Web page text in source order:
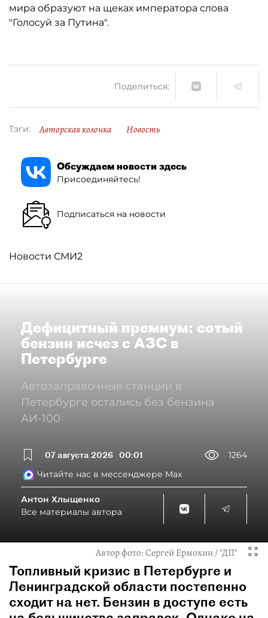
мира образуют на щеках императора слова
"Голосуй за Путина".
Поделиться:
Тэги: Авторская колонка Новость
Обсуждаем новости здесь
Присоединяйтесь!
Подписаться на новости
Новости СМИ2
Дефицитный премиум: сотый
бензин исчез с АЗС в
Петербурге
Автозаправочные станции в
Петербурге остались без бензина
АИ-100
07 августа 2026 00:01
1264
Читайте нас в мессенджере Max
Антон Хлыщенко
Все материалы автора
Автор фото:Сергей Ермохин / "ДП"
Топливный кризис в Петербурге и
Ленинградской области постепенно
сходит на нет. Бензин в доступе есть